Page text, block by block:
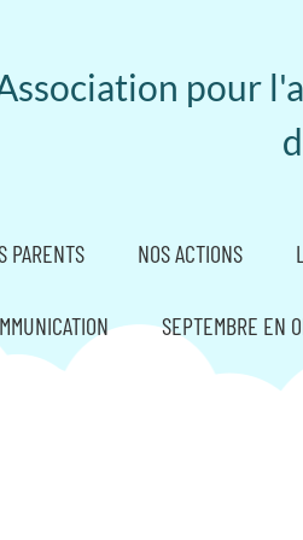
pour
PARENTS NOS ACTIONS
SEPTEMBRE EN